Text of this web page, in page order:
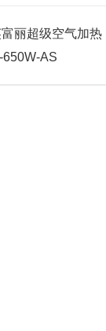
富丽超级空气加热
AS